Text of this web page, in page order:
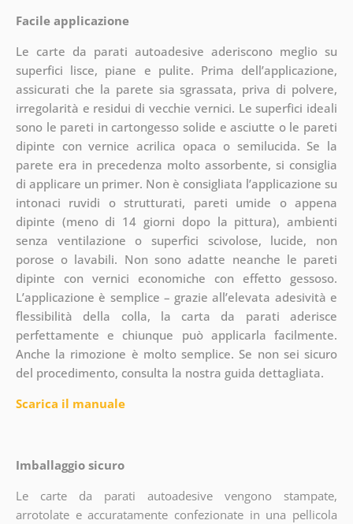
Facile applicazione
Le carte da parati autoadesive aderiscono meglio su
superfici lisce, piane e pulite. Prima dell’applicazione,
assicurati che la parete sia sgrassata, priva di polvere,
irregolarità e residui di vecchie vernici. Le superfici ideali
sono le pareti in cartongesso solide e asciutte o le pareti
dipinte con vernice acrilica opaca o semilucida. Se la
parete era in precedenza molto assorbente, si consiglia
di applicare un primer. Non è consigliata l’applicazione su
intonaci ruvidi o strutturati, pareti umide o appena
dipinte (meno di 14 giorni dopo la pittura), ambienti
senza ventilazione o superfici scivolose, lucide, non
porose o lavabili. Non sono adatte neanche le pareti
dipinte con vernici economiche con effetto gessoso.
L’applicazione è semplice – grazie all’elevata adesività e
flessibilità della colla, la carta da parati aderisce
perfettamente e chiunque può applicarla facilmente.
Anche la rimozione è molto semplice. Se non sei sicuro
del procedimento, consulta la nostra guida dettagliata.
Scarica il manuale
Imballaggio sicuro
Le carte da parati autoadesive vengono stampate,
arrotolate e accuratamente confezionate in una pellicola